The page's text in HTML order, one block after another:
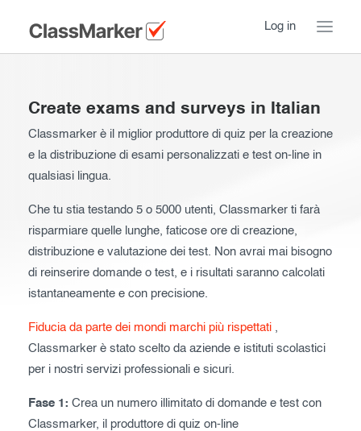
Log in
a Tour
Try our demo Tests
Creating exams
Essentials
Taking exams
Exam results
us
Create exams and surveys in Italian
Classmarker è il miglior produttore di quiz per la creazione
e la distribuzione di esami personalizzati e test on-line in
qualsiasi lingua.
Che tu stia testando 5 o 5000 utenti, Classmarker ti farà
risparmiare quelle lunghe, faticose ore di creazione,
distribuzione e valutazione dei test. Non avrai mai bisogno
di reinserire domande o test, e i risultati saranno calcolati
istantaneamente e con precisione.
Fiducia da parte dei mondi marchi più rispettati ,
Classmarker è stato scelto da aziende e istituti scolastici
per i nostri servizi professionali e sicuri.
Fase 1: Crea un numero illimitato di domande e test con
Classmarker, il produttore di quiz on-line